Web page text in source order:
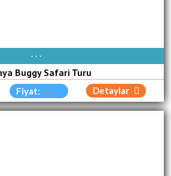
AVAIBLE EVERY DAY
Buggy Safari Turu
Fiyat: Detaylar